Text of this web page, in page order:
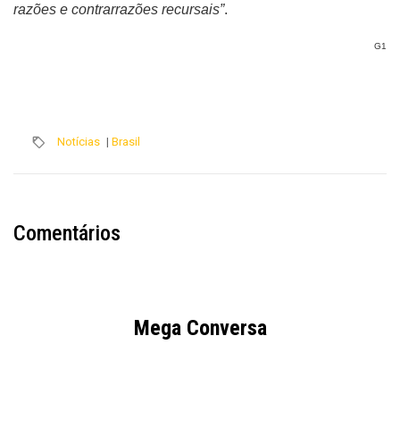
razões e contrarrazões recursais”.
G1
Notícias | Brasil
Comentários
Mega Conversa